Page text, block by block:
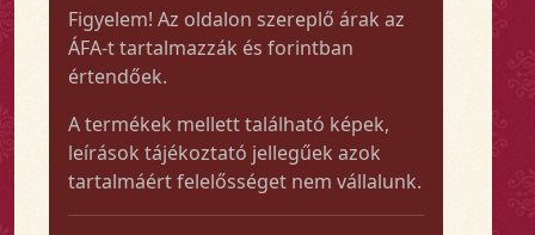
Figyelem! Az oldalon szereplő árak az
ÁFA-t tartalmazzák és forintban
értendőek.
A termékek mellett található képek,
leírások tájékoztató jellegűek azok
tartalmáért felelősséget nem vállalunk.